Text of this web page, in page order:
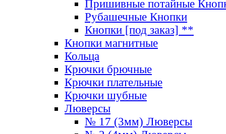
Пришивные потайные
Рубашечные Кнопки
Кнопки [под заказ] **
Кнопки магнитные
Кольца
Крючки брючные
Крючки плательные
Крючки шубные
Люверсы
№ 17 (3мм) Люверсы